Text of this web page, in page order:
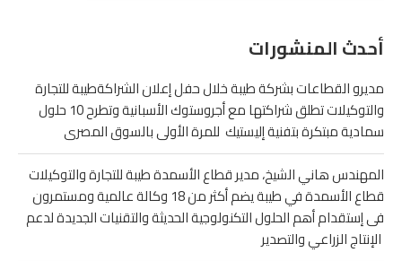
أحدث المنشورات
مديرو القطاعات بشركة طيبة خلال حفل إعلان الشراكةطيبة للتجارة
والتوكيلات تطلق شراكتها مع أجروستوك الأسبانية وتطرح 10 حلول
سمادية مبتكرة بتفنية إليستيك للمرة الأولى بالسوق المصرى
المهندس هاني الشيخ، مدير قطاع الأسمدة طيبة للتجارة والتوكيلات
قطاع الأسمدة في طيبة يضم أكثر من 18 وكالة عالمية ومستمرون
فى إستقدام أهم الحلول التكنولوجية الحديثة والتقنيات الجديدة لدعم
الإنتاج الزراعي والتصدير